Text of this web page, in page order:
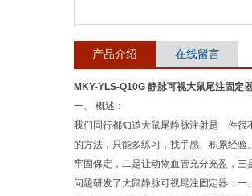
产品介绍 在线留言
MKY-YLS-Q10G 静脉可视大鼠尾注固定
一、 概述：
我们同行都知道大鼠尾静脉注射是一件
的方法，只能多练习，找手感、积累经
牢固保定，二是让动物血管充分充盈，
问题研发了大鼠静脉可视尾注固定器：